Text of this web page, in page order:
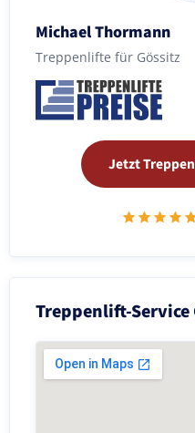
Michael Thormann
Treppenlifte für Gössitz
Jetzt
Treppenlift-Service